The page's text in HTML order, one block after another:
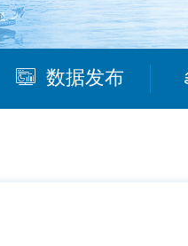
数据发布